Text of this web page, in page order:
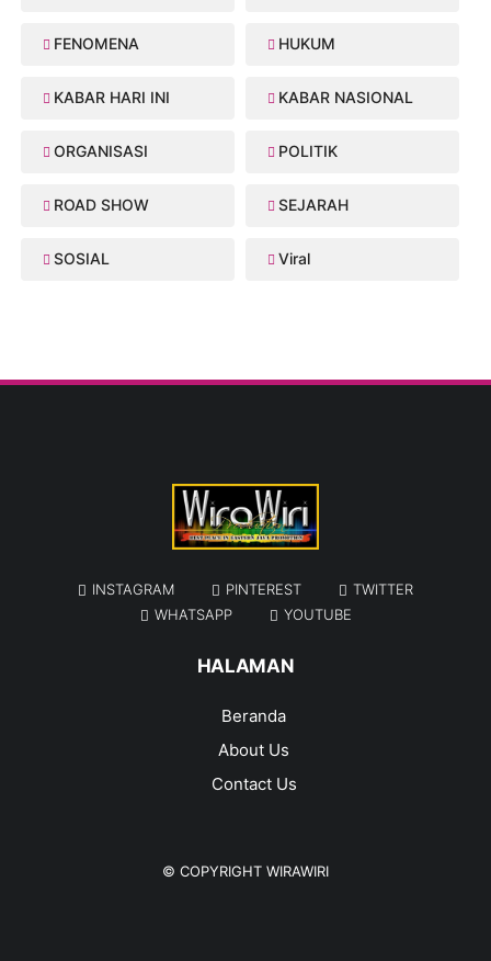
FENOMENA HUKUM
KABAR HARI INI KABAR NASIONAL
ORGANISASI POLITIK
ROAD SHOW SEJARAH
SOSIAL Viral
INSTAGRAM PINTEREST
TWITTER
WHATSAPP
YOUTUBE
HALAMAN
Beranda
About Us
Contact Us
© COPYRIGHT WIRAWIRI